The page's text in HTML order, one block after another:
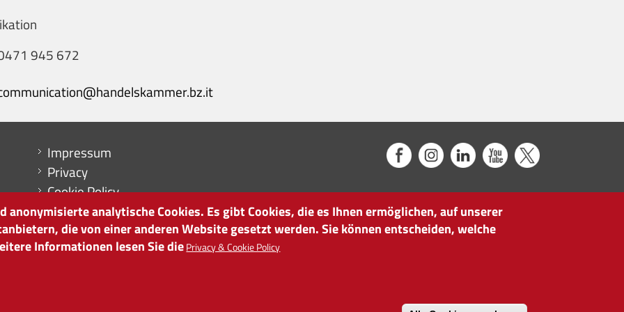
945 672
Menu footer
Impressum
Privacy
Cookie Policy
Sitemap
Cookie-Einstellungen
anonymisierte analytische Cookies. Es gibt Cookies, die es Ihnen ermöglichen, auf unserer
die von einer anderen Website gesetzt werden. Sie können entscheiden, welche
Informationen lesen Sie diePrivacy & Cookie Policy